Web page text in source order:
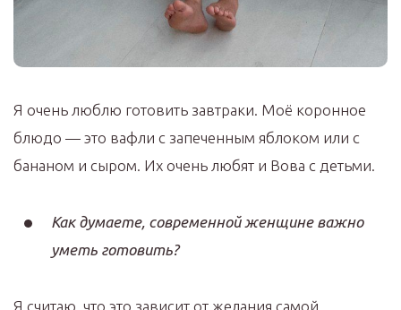
Я очень люблю готовить завтраки. Моё коронное
блюдо — это вафли с запеченным яблоком или с
бананом и сыром. Их очень любят и Вова с детьми.
Как думаете, современной женщине важно
уметь готовить?
Я считаю, что это зависит от желания самой